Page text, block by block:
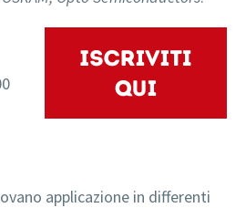
applicazione in differenti